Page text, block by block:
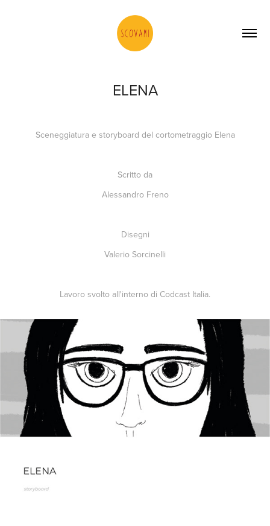
ELENA
Sceneggiatura e storyboard del cortometraggio Elena
Scritto da
Alessandro Freno
Disegni
Valerio Sorcinelli
Lavoro svolto all'interno di Codcast Italia.